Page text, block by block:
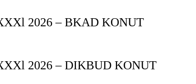
2026 – BKAD KONUT
2026 – DIKBUD KONUT